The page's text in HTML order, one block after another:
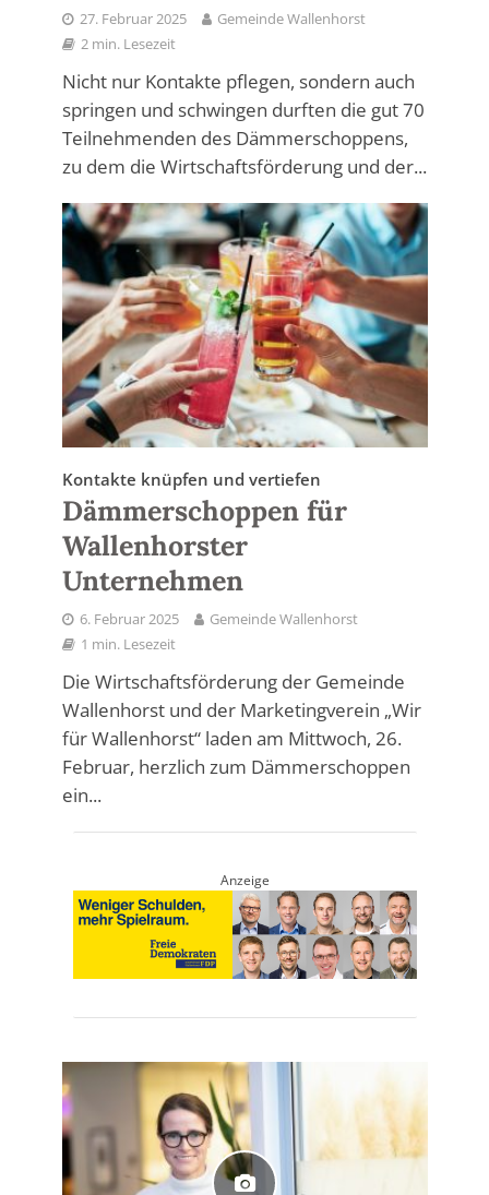
27. Februar 2025
Gemeinde Wallenhorst
2 min. Lesezeit
Nicht nur Kontakte pflegen, sondern auch
springen und schwingen durften die gut 70
Teilnehmenden des Dämmerschoppens,
zu dem die Wirtschaftsförderung und der...
Kontakte knüpfen und vertiefen
Dämmerschoppen für
Wallenhorster
Unternehmen
6. Februar 2025
Gemeinde Wallenhorst
1 min. Lesezeit
Die Wirtschaftsförderung der Gemeinde
Wallenhorst und der Marketingverein „Wir
für Wallenhorst“ laden am Mittwoch, 26.
Februar, herzlich zum Dämmerschoppen
ein...
Anzeige